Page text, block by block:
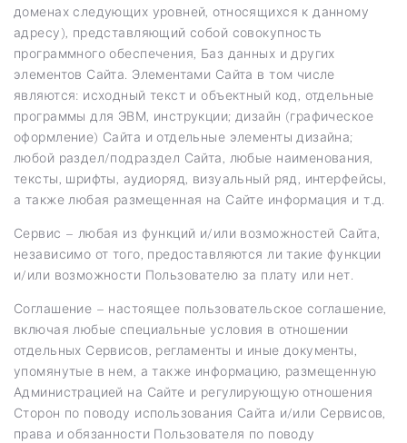
доменах следующих уровней, относящихся к данному
адресу), представляющий собой совокупность
программного обеспечения, Баз данных и других
элементов Сайта. Элементами Сайта в том числе
являются: исходный текст и объектный код, отдельные
программы для ЭВМ, инструкции; дизайн (графическое
оформление) Сайта и отдельные элементы дизайна;
любой раздел/подраздел Сайта, любые наименования,
тексты, шрифты, аудиоряд, визуальный ряд, интерфейсы,
а также любая размещенная на Сайте информация и т.д.
Сервис – любая из функций и/или возможностей Сайта,
независимо от того, предоставляются ли такие функции
и/или возможности Пользователю за плату или нет.
Соглашение – настоящее пользовательское соглашение,
включая любые специальные условия в отношении
отдельных Сервисов, регламенты и иные документы,
упомянутые в нем, а также информацию, размещенную
Администрацией на Сайте и регулирующую отношения
Сторон по поводу использования Сайта и/или Сервисов,
права и обязанности Пользователя по поводу